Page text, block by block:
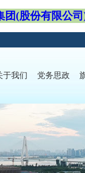
团(股份有限公
于我们 党务思政